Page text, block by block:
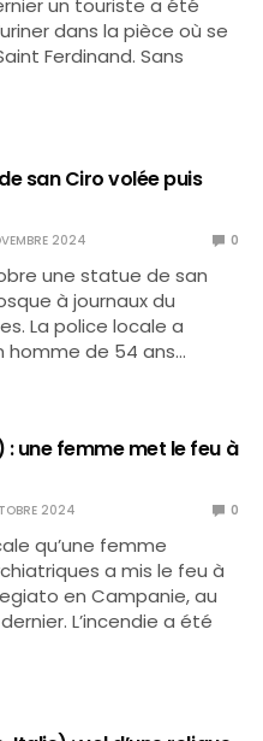
un touriste a été
dans la pièce où se
Ferdinand. Sans
san Ciro volée puis
2024 0
une statue de san
à journaux du
La police locale a
homme de 54 ans…
une femme met le feu à
2024 0
qu’une femme
a mis le feu à
en Campanie, au
L’incendie a été